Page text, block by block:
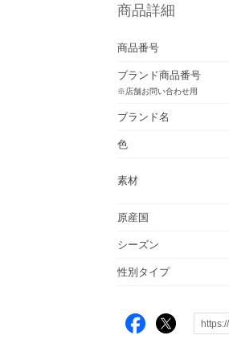
商品詳細
商品番号
ブランド商品番号
※店舗お問い合わせ用
ブランド名
色
素材
原産国
シーズン
性別タイプ